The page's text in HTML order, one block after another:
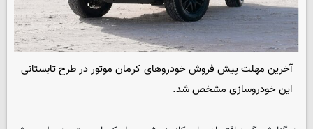
آخرین مهلت پیش فروش خودروهای کرمان موتور در طرح تابستانی
این خودروسازی مشخص شد.